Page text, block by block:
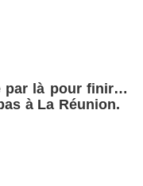
par là pour finir…
à La Réunion.